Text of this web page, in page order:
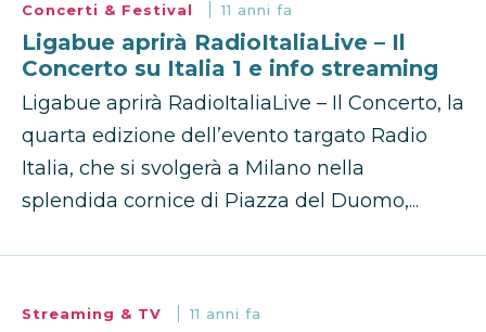
Concerti & Festival 11 anni fa
Ligabue aprirà RadioItaliaLive – Il
Concerto su Italia 1 e info streaming
Ligabue aprirà RadioItaliaLive – Il Concerto, la
quarta edizione dell’evento targato Radio
Italia, che si svolgerà a Milano nella
splendida cornice di Piazza del Duomo,...
Streaming & TV 11 anni fa